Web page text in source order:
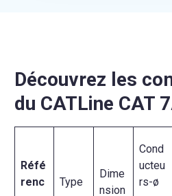
Découvrez les
du CATLine CAT
Réfé
renc
Type
Dime
nsion
Cond
ucteu
rs-ø